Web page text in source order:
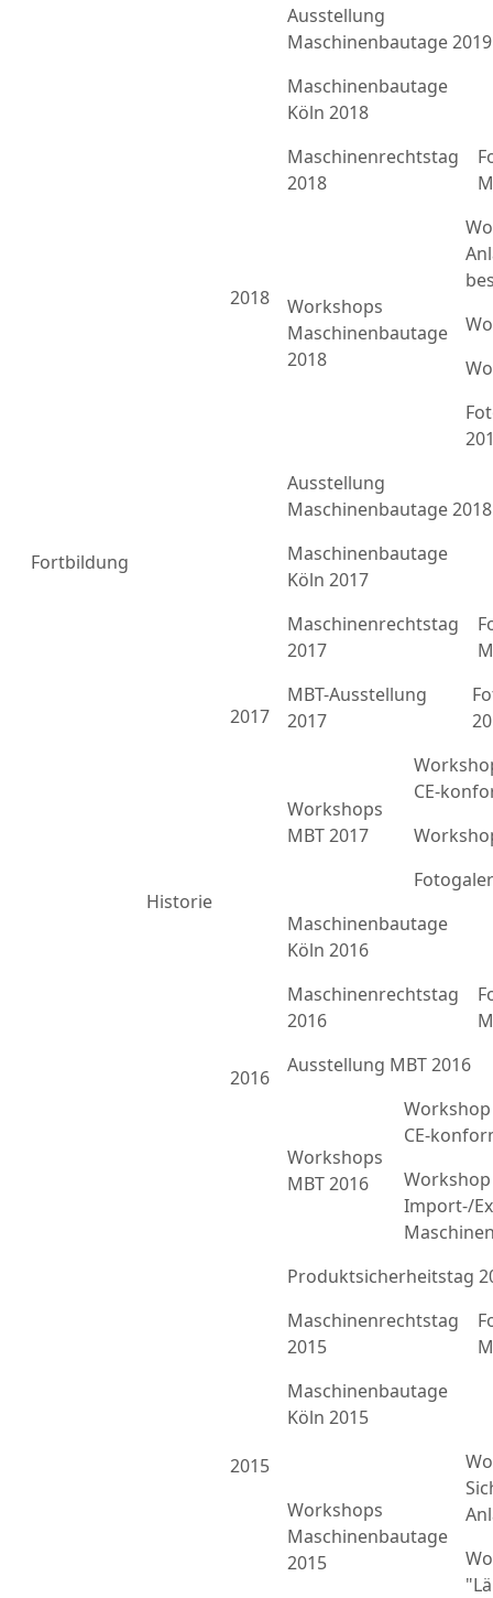
Fortbildung
Historie
Ausstellung
Maschinenbautage 2019
2018
Maschinenbautage
Köln 2018
Maschinenrechtstag
2018
Workshops
Maschinenbautage
2018
Ausstellung
Maschinenbautage 2018
2017
Maschinenbautage
Köln 2017
Maschinenrechtstag
2017
MBT-Ausstellung
2017
Workshops
MBT 2017
CE-
2016
Maschinenbautage
Köln 2016
Maschinenrechtstag
2016
Ausstellung MBT 2016
Workshops
MBT 2016
CE-
Import-/
2015
Produktsicherheitstag
Maschinenrechtstag
2015
Maschinenbautage
Köln 2015
Workshops
Maschinenbautage
2015